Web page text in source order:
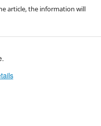
article, the information will